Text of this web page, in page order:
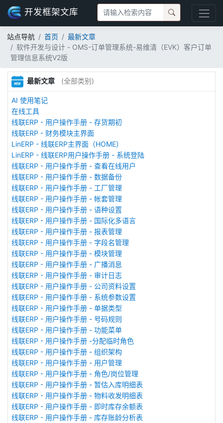
开发框架文库
站点导航 首页
最新文章
软件开发与设计 - OMS-订单管理系统-易维清（EVK）客户订单
管理信息系统V2版
最新文章 (全部类别)
AI 使用笔记
在线工具
线联ERP - 用户操作手册 - 存货期初
线联ERP - 财务模块主界面
LinERP - 线联ERP主界面（HOME）
LinERP - 线联ERP用户操作手册 - 系统登陆
线联ERP - 用户操作手册 - 查看在线用户
线联ERP - 用户操作手册 - 数据备份
线联ERP - 用户操作手册 - 工厂管理
线联ERP - 用户操作手册 - 帐套管理
线联ERP - 用户操作手册 - 语种设置
线联ERP - 用户操作手册 - 国际化多语言
线联ERP - 用户操作手册 - 报表管理
线联ERP - 用户操作手册 - 字段名管理
线联ERP - 用户操作手册 - 模块管理
线联ERP - 用户操作手册 - 广播消息
线联ERP - 用户操作手册 - 审计日志
线联ERP - 用户操作手册 - 公司资料设置
线联ERP - 用户操作手册 - 系统参数设置
线联ERP - 用户操作手册 - 单据类型
线联ERP - 用户操作手册 - 号码规则
线联ERP - 用户操作手册 - 功能菜单
线联ERP - 用户操作手册 -分配临时角色
线联ERP - 用户操作手册 - 组织架构
线联ERP - 用户操作手册 - 用户管理
线联ERP - 用户操作手册 - 角色/岗位管理
线联ERP - 用户操作手册 - 暂估入库明细表
线联ERP - 用户操作手册 - 物料收发明细表
线联ERP - 用户操作手册 - 即时库存余额表
线联ERP - 用户操作手册 - 库存账龄分析表